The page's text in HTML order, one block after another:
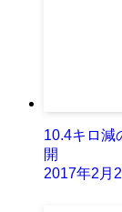
10.4キロ減
開
2017年2月